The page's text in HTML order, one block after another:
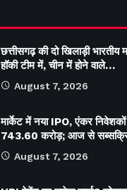
छत्तीसगढ़ की दो खिलाड़ी भारतीय
हॉकी टीम में, चीन में होने वाले…
August 7, 2026
मार्केट में नया IPO, एंकर
743.60 करोड़; आज से
August 7, 2026